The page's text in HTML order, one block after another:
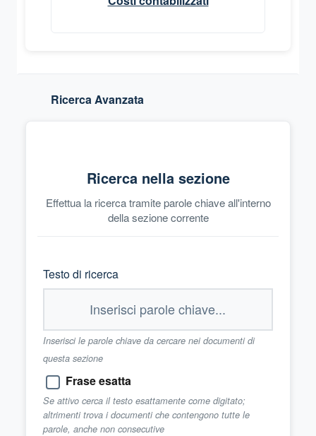
Ricerca Avanzata
Ricerca nella sezione
Effettua la ricerca tramite parole chiave all'interno
della sezione corrente
Testo di ricerca
Inserisci le parole chiave da cercare nei documenti di
questa sezione
Frase esatta
Se attivo cerca il testo esattamente come digitato;
altrimenti trova i documenti che contengono tutte le
parole, anche non consecutive